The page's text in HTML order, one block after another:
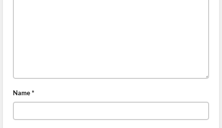
Name*